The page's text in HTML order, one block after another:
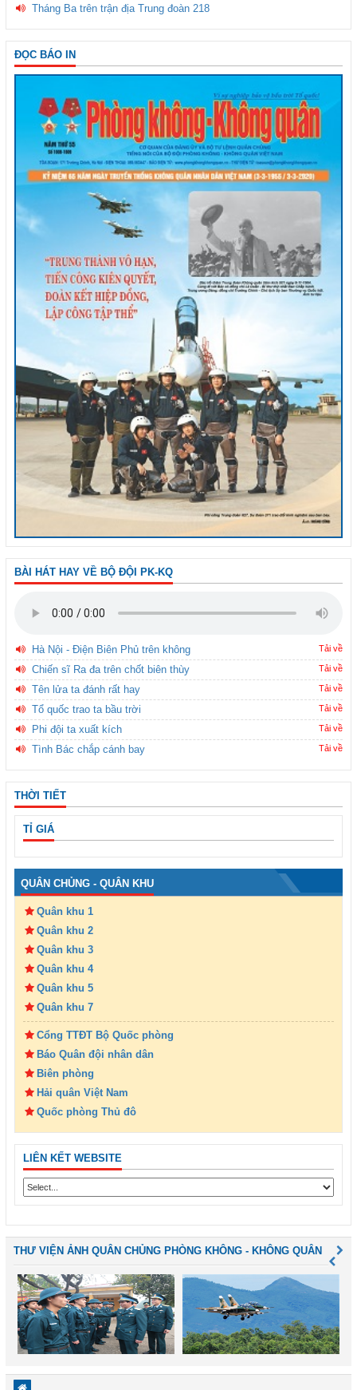
Tháng Ba trên trận địa Trung đoàn 218
ĐỌC BÁO IN
BÀI HÁT HAY VỀ BỘ ĐỘI PK-KQ
Hà Nội - Điện Biên Phủ trên không Tải về
Chiến sĩ Ra đa trên chốt biên thùy Tải về
Tên lửa ta đánh rất hay Tải về
Tổ quốc trao ta bầu trời Tải về
Phi đội ta xuất kích Tải về
Tình Bác chắp cánh bay Tải về
THỜI TIẾT
TỈ GIÁ
QUÂN CHỦNG - QUÂN KHU
Quân khu 1
Quân khu 2
Quân khu 3
Quân khu 4
Quân khu 5
Quân khu 7
Cổng TTĐT Bộ Quốc phòng
Báo Quân đội nhân dân
Biên phòng
Hải quân Việt Nam
Quốc phòng Thủ đô
LIÊN KẾT WEBSITE
THƯ VIỆN ẢNH QUÂN CHỦNG PHÒNG KHÔNG - KHÔNG QUÂN